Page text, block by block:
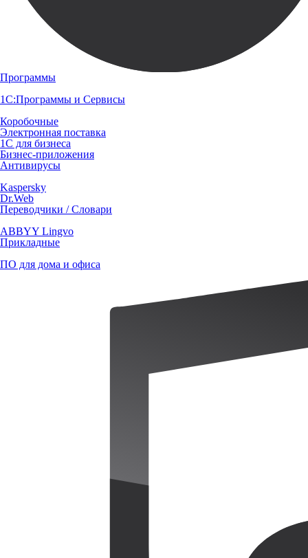
Программы
1С:Программы и Сервисы
Коробочные
Электронная поставка
1С для бизнеса
Бизнес-приложения
Антивирусы
Kaspersky
Dr.Web
Переводчики / Словари
ABBYY Lingvo
Прикладные
ПО для дома и офиса